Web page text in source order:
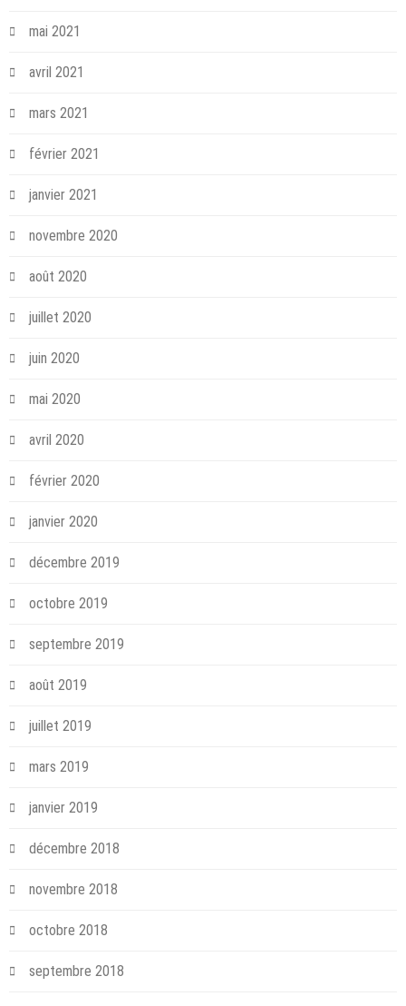
mai 2021
avril 2021
mars 2021
février 2021
janvier 2021
novembre 2020
août 2020
juillet 2020
juin 2020
mai 2020
avril 2020
février 2020
janvier 2020
décembre 2019
octobre 2019
septembre 2019
août 2019
juillet 2019
mars 2019
janvier 2019
décembre 2018
novembre 2018
octobre 2018
septembre 2018